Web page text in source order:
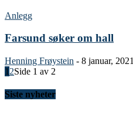
Anlegg
Farsund søker om hall
Henning Frøystein - 8 januar, 2021
1 2Side 1 av 2
Siste nyheter